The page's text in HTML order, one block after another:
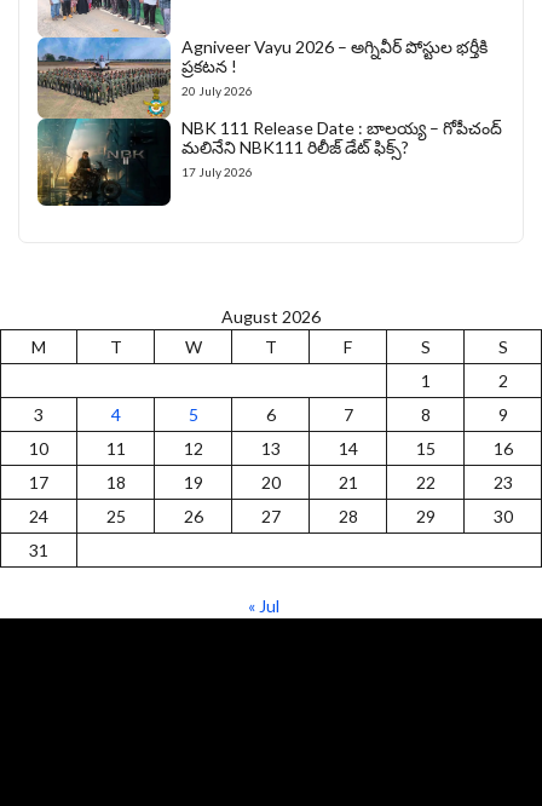
Agniveer Vayu 2026 – అగ్నివీర్‌ పోస్టుల భర్తీకి
ప్రకటన !
20 July 2026
NBK 111 Release Date : బాలయ్య – గోపీచంద్
మలినేని NBK111 రిలీజ్ డేట్ ఫిక్స్?
17 July 2026
August 2026
M
T W T F S
S
1
2
3
4 5 6 7 8
9
10
11 12 13 14 15
16
17
18 19 20 21 22
23
24
25 26 27 28 29
30
31
« Jul